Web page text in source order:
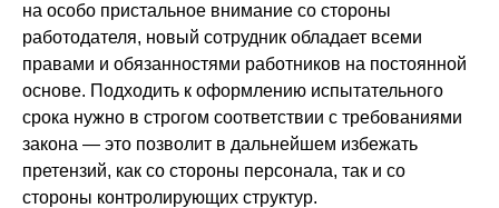
на особо пристальное внимание со стороны
работодателя, новый сотрудник обладает всеми
правами и обязанностями работников на постоянной
основе. Подходить к оформлению испытательного
срока нужно в строгом соответствии с требованиями
закона — это позволит в дальнейшем избежать
претензий, как со стороны персонала, так и со
стороны контролирующих структур.